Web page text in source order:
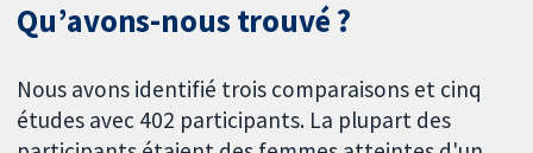
Qu’avons-nous trouvé ?
Nous avons identifié trois comparaisons et cinq
études avec 402 participants. La plupart des